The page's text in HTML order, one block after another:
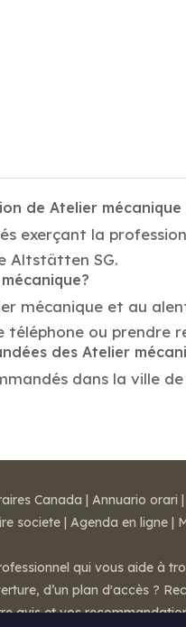
de Atelier
exerçant la
Altstätten SG.
mécanique et au
ou prendre
des Atelier
dans la ville
Canada | Annuario orari |
societe | Agenda en ligne |
qui vous aide à
d’un plan d'accès ?
avis et vos